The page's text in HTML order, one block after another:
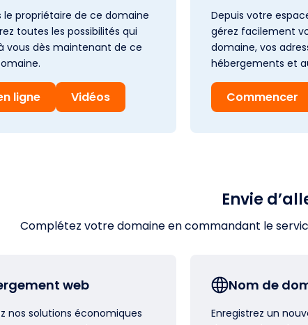
le propriétaire de ce domaine
toutes les possibilités qui
vous dès maintenant de ce
ligne Vidéos
Depuis votre
gérez facilement
domaine, vos
hébergements et
Commencer
Envie
Complétez votre domaine en commandant le
web
nos solutions économiques
Nom de
Enregistrez un